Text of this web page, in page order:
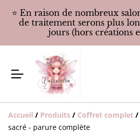
⭐️ En raison de nombreux
de traitement serons plus
jours (hors créations
Accueil / Produits / Coffret complet /
sacré - parure complète